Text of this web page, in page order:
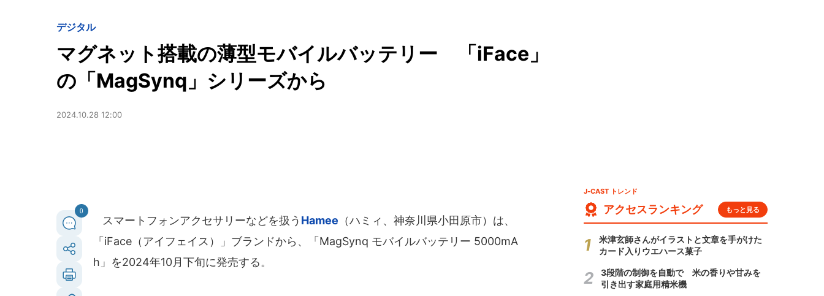
デジタル
マグネット搭載の薄型モバイルバッテリー 「iFace」
の「MagSynq」シリーズから
2024.10.28 12:00
0
スマートフォンアクセサリーなどを扱う Hamee （ハミィ、神奈川県小田原市）は、
「iFace（アイフェイス）」ブランドから、「MagSynq モバイルバッテリー 5000mA
h」を2024年10月下旬に発売する。
J-CAST トレンド
アクセスランキング もっと見る
米津玄師さんがイラストと文章を手がけた
カード入りウエハース菓子
3段階の制御を自動で 米の香りや甘みを
引き出す家庭用精米機